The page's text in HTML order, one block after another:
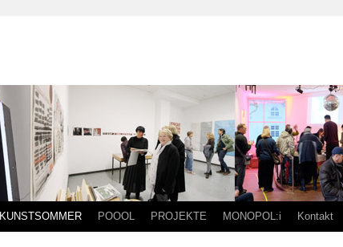
KUNSTSOMMER POOOL PROJEKTE MONOPOL:i Kontakt